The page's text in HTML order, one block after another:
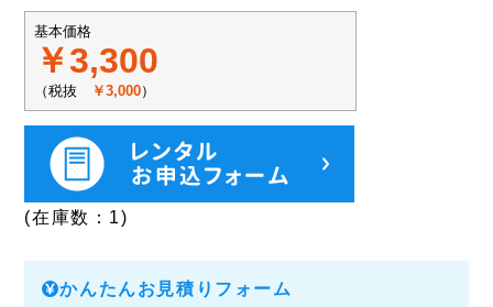
基本価格
￥3,300
（税抜 ￥3,000）
(在庫数：1)
かんたんお見積りフォーム